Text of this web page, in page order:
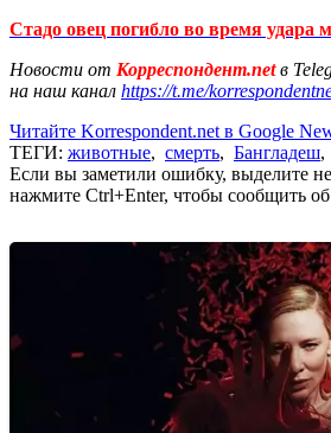
Стадо овец погибло во время удара
Новости от Корреспондент.netв
на наш канал https://t.me/
Читайте Korrespondent.net в Google
ТЕГИ: животные, смерть, Бангладеш,
Если вы заметили ошибку, выделите
нажмите Ctrl+Enter, чтобы сообщить